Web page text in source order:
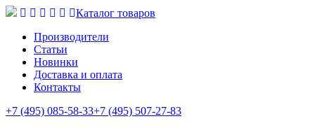
Каталог товаров
Производители
Статьи
Новинки
Доставка и оплата
Контакты
+7 (495) 085-58-33+7 (495) 507-27-83